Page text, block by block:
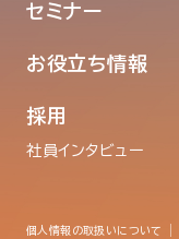
セミナー
お役立ち情報
採用
社員インタビュー
個人情報の取扱いについて